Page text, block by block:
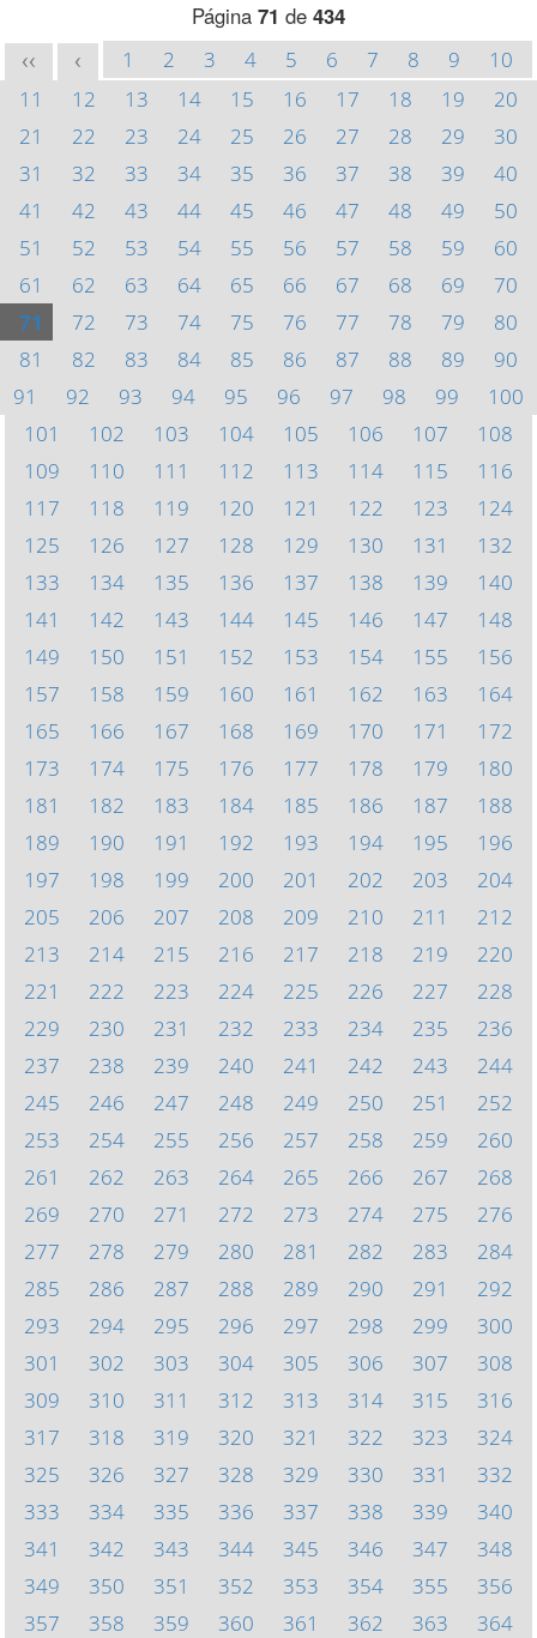
Página 71 de 434
<< < 1 2 3 4 5 6 7 8 9
10
11
12 13 14 15 16 17 18 19
20
21
22 23 24 25 26 27 28 29
30
31
32 33 34 35 36 37 38 39
40
41
42 43 44 45 46 47 48 49
50
51
52 53 54 55 56 57 58 59
60
61
62 63 64 65 66 67 68 69
70
71
72 73 74 75 76 77 78 79
80
81
82 83 84 85 86 87 88 89
90
91
92 93 94 95 96 97 98 99
100
101
102 103 104 105 106 107
108
109
110 111 112 113 114 115
116
117
118 119 120 121 122 123
124
125
126 127 128 129 130 131
132
133
134 135 136 137 138 139
140
141
142 143 144 145 146 147
148
149
150 151 152 153 154 155
156
157
158 159 160 161 162 163
164
165
166 167 168 169 170 171
172
173
174 175 176 177 178 179
180
181
182 183 184 185 186 187
188
189
190 191 192 193 194 195
196
197
198 199 200 201 202 203
204
205
206 207 208 209 210 211
212
213
214 215 216 217 218 219
220
221
222 223 224 225 226 227
228
229
230 231 232 233 234 235
236
237
238 239 240 241 242 243
244
245
246 247 248 249 250 251
252
253
254 255 256 257 258 259
260
261
262 263 264 265 266 267
268
269
270 271 272 273 274 275
276
277
278 279 280 281 282 283
284
285
286 287 288 289 290 291
292
293
294 295 296 297 298 299
300
301
302 303 304 305 306 307
308
309
310 311 312 313 314 315
316
317
318 319 320 321 322 323
324
325
326 327 328 329 330 331
332
333
334 335 336 337 338 339
340
341
342 343 344 345 346 347
348
349
350 351 352 353 354 355
356
357
358 359 360 361 362 363 364